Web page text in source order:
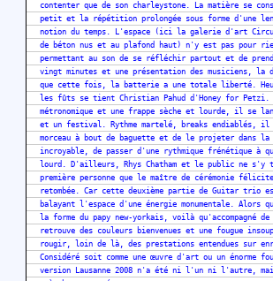
contenter que de son charleystone. La matière se
petit et la répétition prolongée sous forme d'une
notion du temps. L'espace (ici la galerie d'art
de béton nus et au plafond haut) n'y est pas pour
permettant au son de se réfléchir partout et de
vingt minutes et une présentation des musiciens, la
que cette fois, la batterie a une totale liberté.
les fûts se tient Christian Pahud d'Honey for Petzi.
métronomique et une frappe sèche et lourde, il se
et un festival. Rythme martelé, breaks endiablés,
morceau à bout de baguette et de le projeter dans la
incroyable, de passer d'une rythmique frénétique à
lourd. D'ailleurs, Rhys Chatham et le public ne s'y
première personne que le maître de cérémonie
retombée. Car cette deuxième partie de Guitar trio
balayant l'espace d'une énergie monumentale. Alors
la forme du papy new-yorkais, voilà qu'accompagné
retrouve des couleurs bienvenues et une fougue
rougir, loin de là, des prestations entendues sur
Considéré soit comme une œuvre d'art ou un énorme
version Lausanne 2008 n'a été ni l'un ni l'autre,